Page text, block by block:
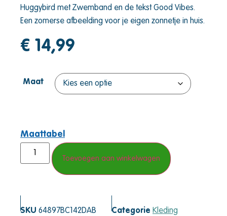
Huggybird met Zwemband en de tekst Good Vibes.
Een zomerse afbeelding voor je eigen zonnetje in huis.
€ 14,99
Maat
Maattabel
Toevoegen aan winkelwagen
SKU 64897BC142DAB Categorie Kleding